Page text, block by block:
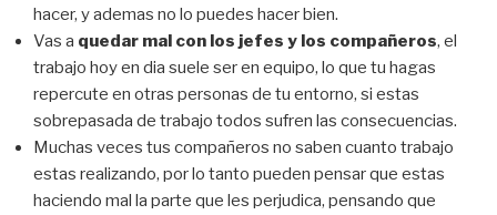
hacer, y ademas no lo puedes hacer bien.
Vas a quedar mal con los jefes y los compañeros, el
trabajo hoy en dia suele ser en equipo, lo que tu hagas
repercute en otras personas de tu entorno, si estas
sobrepasada de trabajo todos sufren las consecuencias.
Muchas veces tus compañeros no saben cuanto trabajo
estas realizando, por lo tanto pueden pensar que estas
haciendo mal la parte que les perjudica, pensando que